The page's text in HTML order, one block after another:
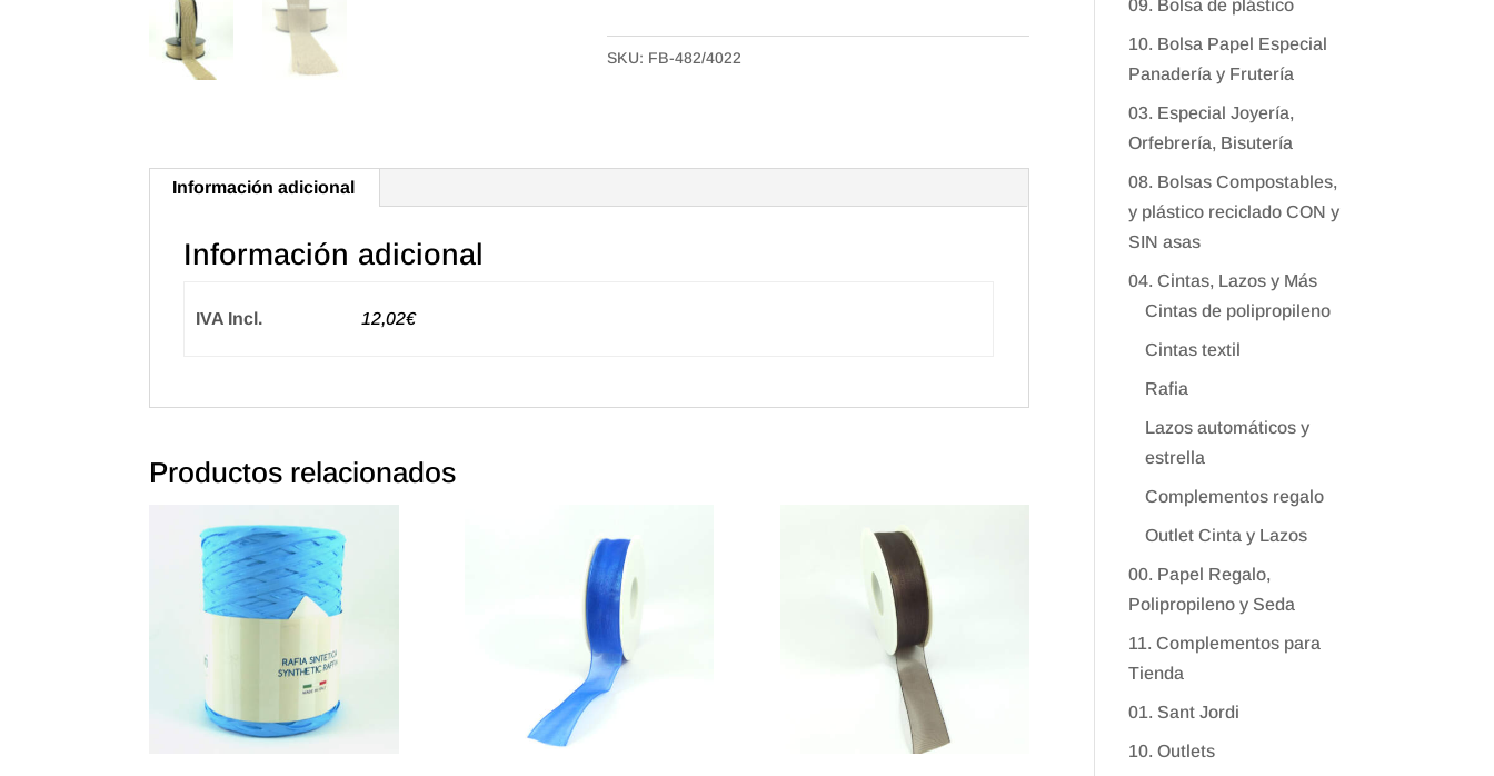
Saco
de
SKU: FB-482/4022
Información adicional
Información adicional
IVA Incl. 12,02€
Productos relacionados
09. Bolsa de plástico
10. Bolsa Papel Especial
Panadería y Frutería
03. Especial Joyería,
Orfebrería, Bisutería
08. Bolsas Compostables,
y plástico reciclado CON y
SIN asas
04. Cintas, Lazos y Más
Cintas de polipropileno
Cintas textil
Rafia
Lazos automáticos y
estrella
Complementos regalo
Outlet Cinta y Lazos
00. Papel Regalo,
Polipropileno y Seda
11. Complementos para
Tienda
01. Sant Jordi
10. Outlets